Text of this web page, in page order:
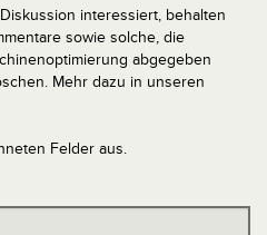
interessiert, behalten
sowie solche, die
abgegeben
Mehr dazu in unseren
Felder aus.